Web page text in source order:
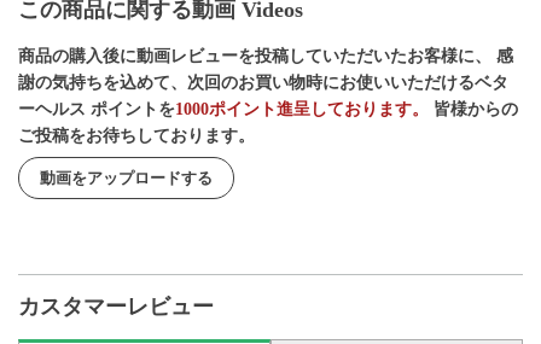
この商品に関する動画 Videos
商品の購入後に動画レビューを投稿していただいたお客様に、 感
謝の気持ちを込めて、次回のお買い物時にお使いいただけるベタ
ーヘルス ポイントを1000ポイント進呈しております。
皆様からの
ご投稿をお待ちしております。
動画をアップロードする
カスタマーレビュー